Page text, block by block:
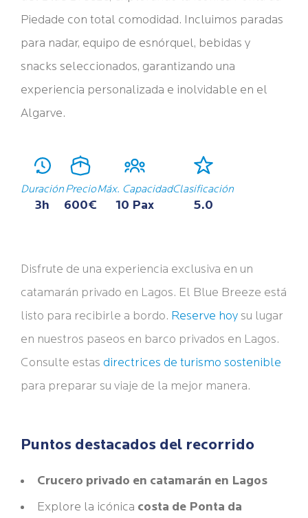
Piedade con total comodidad. Incluimos paradas
para nadar, equipo de esnórquel, bebidas y
snacks seleccionados, garantizando una
experiencia personalizada e inolvidable en el
Algarve.
Duración
3h
Precio
600€
Máx. Capacidad
10 Pax
Clasificación
5.0
Disfrute de una experiencia exclusiva en un
catamarán privado en Lagos. El Blue Breeze está
listo para recibirle a bordo. Reserve hoy su lugar
en nuestros paseos en barco privados en Lagos.
Consulte estas directrices de turismo sostenible
para preparar su viaje de la mejor manera.
Puntos destacados del recorrido
Crucero privado en catamarán en Lagos
Explore la icónica costa de Ponta da